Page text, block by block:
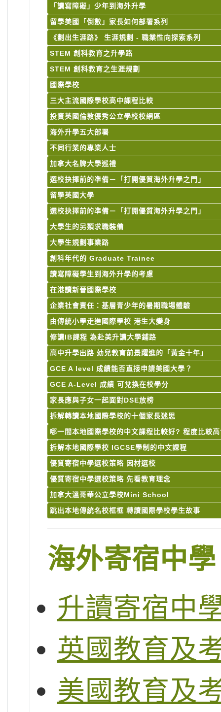
「讀寫障礙」少年到海外升學
留學美國「倒數」家長如何部署系列
《劃出生涯路》 生涯規劃 - 職業性向探索系列
STEM 創科教育之升學路
STEM 創科教育之生涯規劃
國際學校
三大主流國際學校高中課程比較
投資英國倫敦優秀公立學校校網區
海外升學五大部署
不同行業的專業人士
加拿大名牌大學巡禮
選校抉擇前的凖備－「打開優質海外升學之門」
留學英國大學
選校抉擇前的凖備－「打開優質海外升學之門」
大學生的另類求職裝備
大學生規劃事業路
創科年代的 Graduate Trainee
讀寫障礙學生到海外升學的考慮
在港讀新晉國際學校
企業社會責任：基層青少年的暑期職場體驗
由傳統小學走進國際學校 港生大變身
修讀IB課程 為赴美升讀大學鋪路
高中升學出路 幼兒教育前景躍進的「黃金十年」
GCE A level 成績能否直接申請美國大學？
GCE A-Level 成績 可兌換在校學分
家長應與子女一起面對DSE放榜
拆解轉讀本地國際學校的十個家長迷思
哪一間本地國際學校的中文課程比較好? 程度比較
拆解本地國際學校 IGCSE學制的中文課程
優質寄宿中學選校策略 因材選校
優質寄宿中學選校策略 先看教育理念
加拿大溫哥華公立學校Mini School
跳出本地傳統名校框框 轉讀國際學校學生故事
海外寄宿中學
升讀寄宿中
英國教育及
美國教育及